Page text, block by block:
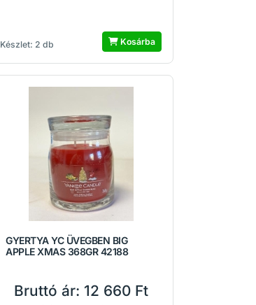
Készlet: 2 db Kosárba
GYERTYA YC ÜVEGBEN BIG
APPLE XMAS 368GR 42188
Bruttó ár: 12 660 Ft